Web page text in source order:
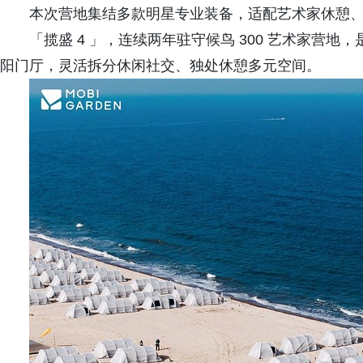
本次营地集结多款明星专业装备，适配艺术家休憩
「揽盛 4 」，连续两年驻守候鸟 300 艺术家营地
阳门厅，灵活拆分休闲社交、独处休憩多元空间。